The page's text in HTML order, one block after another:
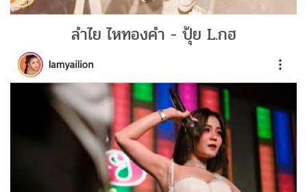
ลำไย ไหทองคำ - ปุ้ย L.กฮ